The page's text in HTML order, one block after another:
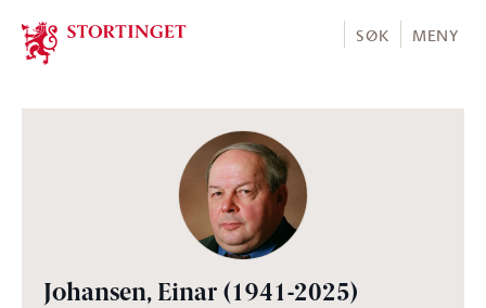
Stortinget.no
SØK MENY
Johansen, Einar (1941-2025)